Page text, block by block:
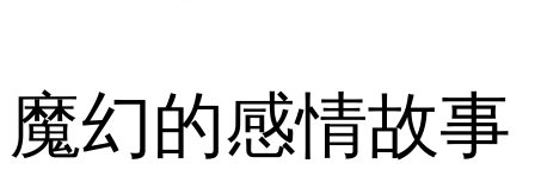
魔幻的感情故事